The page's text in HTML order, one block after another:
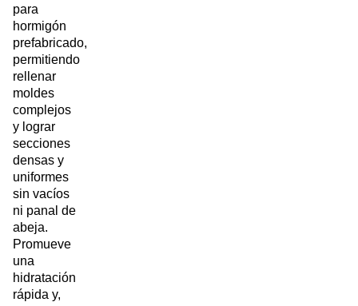
para
hormigón
prefabricado,
permitiendo
rellenar
moldes
complejos
y lograr
secciones
densas y
uniformes
sin vacíos
ni panal de
abeja.
Promueve
una
hidratación
rápida y,